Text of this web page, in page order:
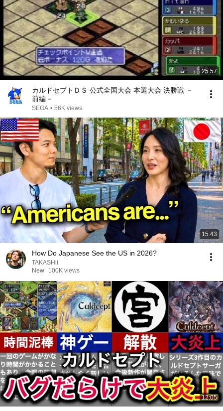
25:57
カルドセプトＤＳ 公式全国大会 本選大会 決勝戦 －
前編－
SEGA • 56K views
15:43
How Do Japanese See the US in 2026?
TAKASHii
New
100K views
12:05